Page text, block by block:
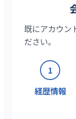
既にアカウン
ださい。
1
経歴情報